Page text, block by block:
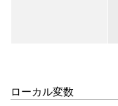
ローカル変数